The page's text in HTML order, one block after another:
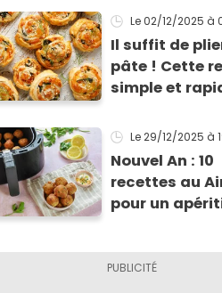
Le 02/12/2025 à
Il suffit de
pâte ! Cette
simple et
sauver pour
de Noël
Le 29/12/2025 à
Nouvel An : 10
recettes au
pour un